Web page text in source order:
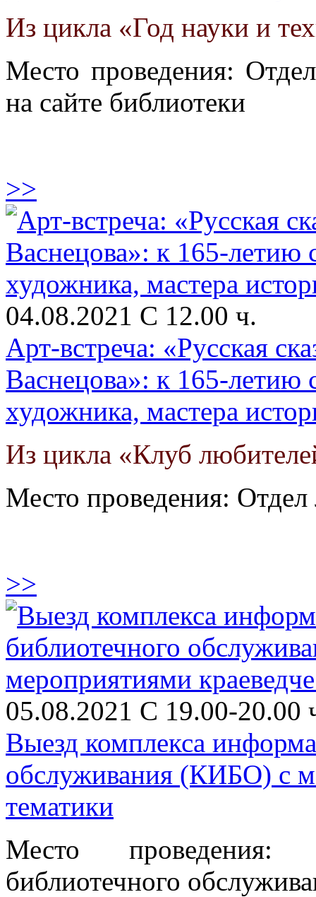
Из цикла «Год науки и
Место проведения:
на сайте библиотеки
>>
04.08.2021 С 12.00 ч.
Арт-встреча: «Русская
Васнецова»: к 165-летию
художника, мастера
Из цикла «Клуб
Место проведения: Отдел
>>
05.08.2021 С 19.00-20.00
Выезд комплекса
обслуживания (КИБО) с
тематики
Место проведения:
библиотечного